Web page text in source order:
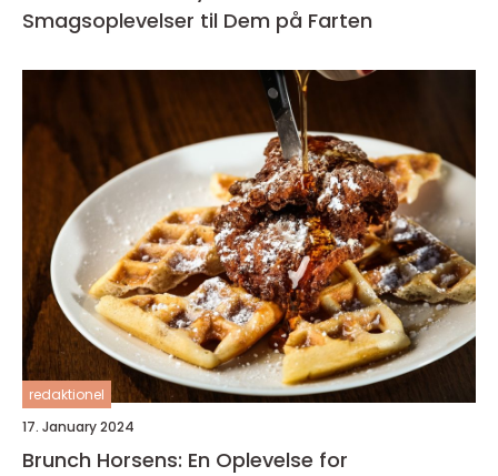
Smagsoplevelser til Dem på Farten
redaktionel
17. January 2024
Brunch Horsens: En Oplevelse for